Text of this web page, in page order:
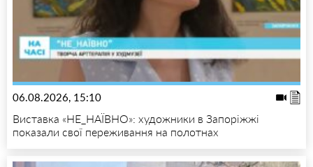
06.08.2026, 15:10
Виставка «НЕ_НАЇВНО»: художники в Запоріжжі
показали свої переживання на полотнах